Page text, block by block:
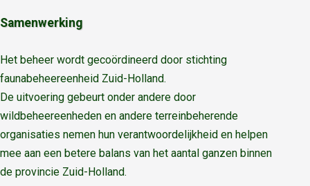
Samenwerking
Het beheer wordt gecoördineerd door stichting
faunabeheereenheid Zuid-Holland.
De uitvoering gebeurt onder andere door
wildbeheereenheden en andere terreinbeherende
organisaties nemen hun verantwoordelijkheid en helpen
mee aan een betere balans van het aantal ganzen binnen
de provincie Zuid-Holland.